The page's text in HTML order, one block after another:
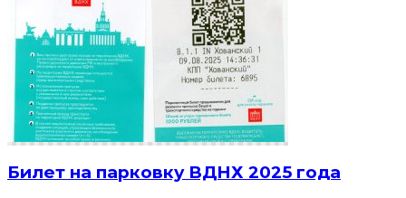
Билет на парковку ВДНХ 2025 года